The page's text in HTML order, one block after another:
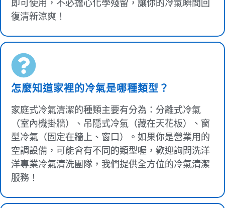
即可使用，不必擔心化學殘留，讓你的冷氣瞬間回
復清新涼爽！
怎麼知道家裡的冷氣是哪種類型？
家庭式冷氣清潔的種類主要有分為：分離式冷氣
（室內機掛牆）、吊隱式冷氣（藏在天花板）、窗
型冷氣（固定在牆上、窗口）。如果你是營業用的
空調設備，可能會有不同的類型喔，歡迎詢問洗洋
洋專業冷氣清洗團隊，我們提供全方位的冷氣清潔
服務！